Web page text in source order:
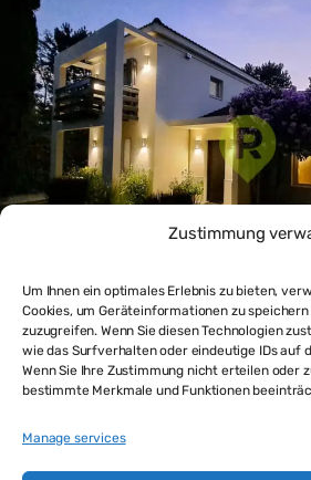
Zustimmung
Um Ihnen ein optimales Erlebnis zu bieten,
Cookies, um Geräteinformationen zu
zuzugreifen. Wenn Sie diesen Technologien
wie das Surfverhalten oder eindeutige IDs auf
Wenn Sie Ihre Zustimmung nicht erteilen oder
bestimmte Merkmale und Funktionen
Manage services
UruguayImmobilien Punta del Este
mit himmlischem Garten
$475,000